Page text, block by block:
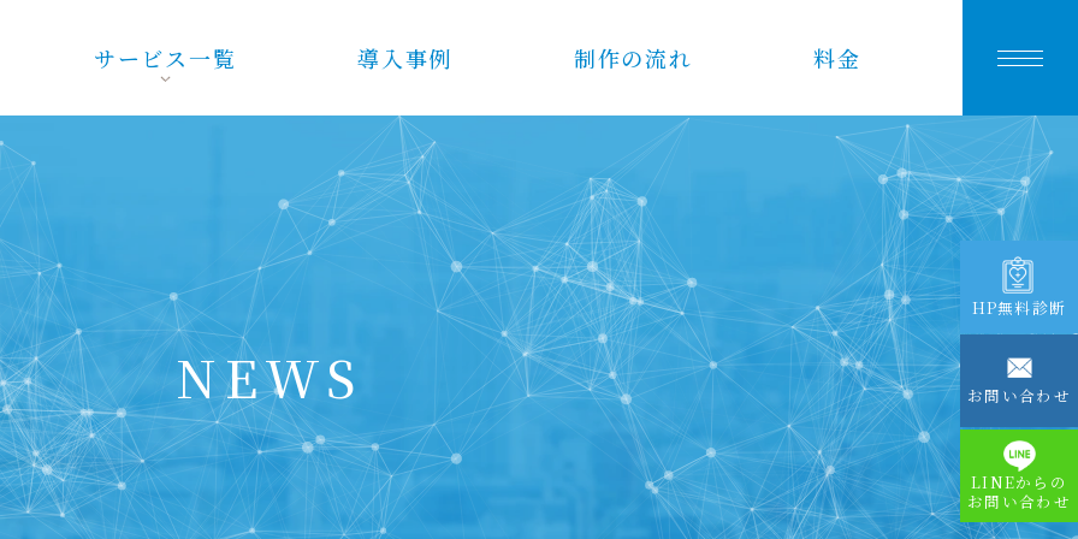
サービス一覧 導入事例 制作の流れ 料金
NEWS
HP無料診断
お問い合わせ
LINEからの
お問い合わせ